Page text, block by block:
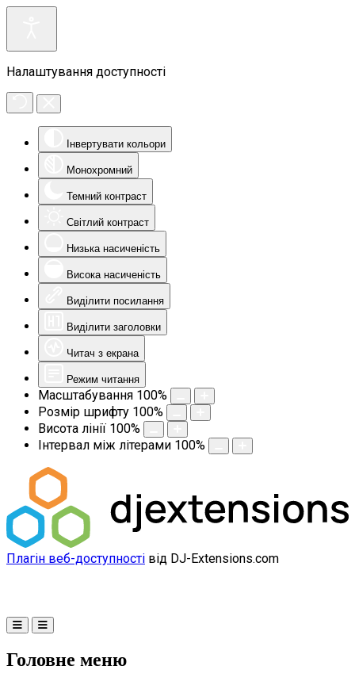
Налаштування доступності
Інвертувати кольори
Монохромний
Темний контраст
Світлий контраст
Низька насиченість
Висока насиченість
Виділити посилання
Виділити заголовки
Читач з екрана
Режим читання
Масштабування 100%
Розмір шрифту 100%
Висота лінії 100%
Інтервал між літерами 100%
Плагін веб-доступності від DJ-Extensions.com
Головне меню